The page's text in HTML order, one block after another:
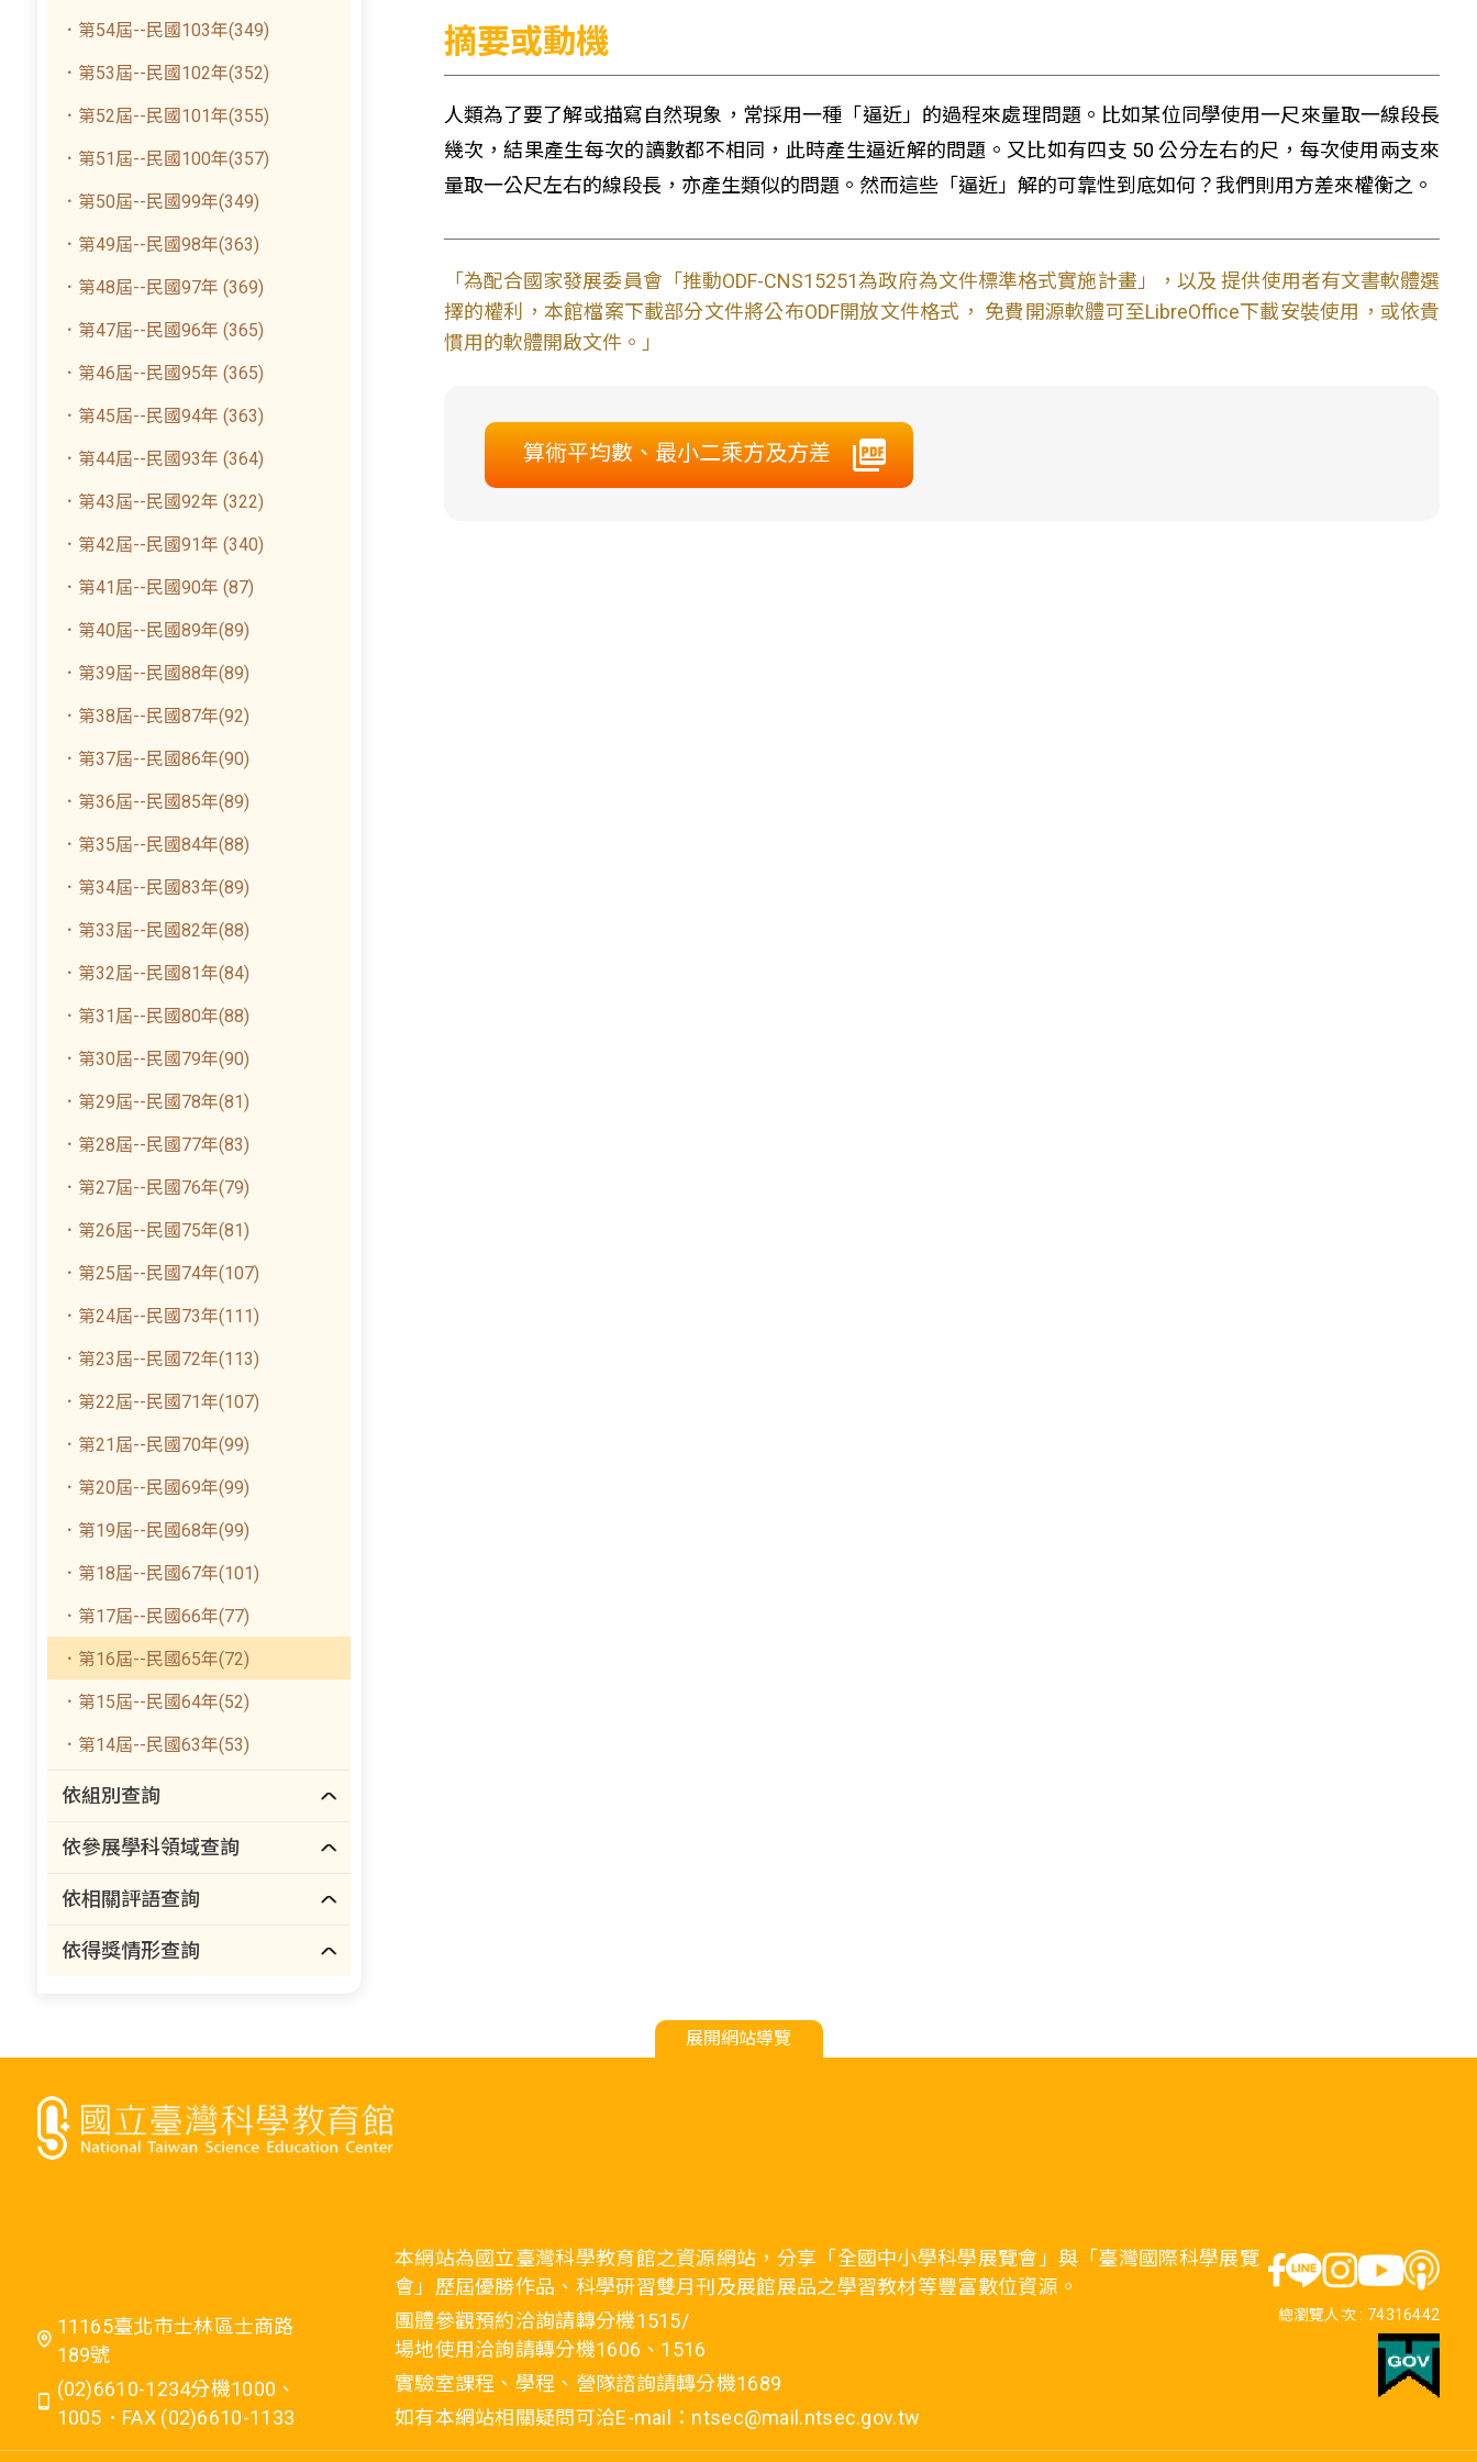
．第54屆--民國103年(349)
．第53屆--民國102年(352)
．第52屆--民國101年(355)
．第51屆--民國100年(357)
．第50屆--民國99年(349)
．第49屆--民國98年(363)
．第48屆--民國97年 (369)
．第47屆--民國96年 (365)
．第46屆--民國95年 (365)
．第45屆--民國94年 (363)
．第44屆--民國93年 (364)
．第43屆--民國92年 (322)
．第42屆--民國91年 (340)
．第41屆--民國90年 (87)
．第40屆--民國89年(89)
．第39屆--民國88年(89)
．第38屆--民國87年(92)
．第37屆--民國86年(90)
．第36屆--民國85年(89)
．第35屆--民國84年(88)
．第34屆--民國83年(89)
．第33屆--民國82年(88)
．第32屆--民國81年(84)
．第31屆--民國80年(88)
．第30屆--民國79年(90)
．第29屆--民國78年(81)
．第28屆--民國77年(83)
．第27屆--民國76年(79)
．第26屆--民國75年(81)
．第25屆--民國74年(107)
．第24屆--民國73年(111)
．第23屆--民國72年(113)
．第22屆--民國71年(107)
．第21屆--民國70年(99)
．第20屆--民國69年(99)
．第19屆--民國68年(99)
．第18屆--民國67年(101)
．第17屆--民國66年(77)
．第16屆--民國65年(72)
．第15屆--民國64年(52)
．第14屆--民國63年(53)
依組別查詢
依參展學科領域查詢
依相關評語查詢
依得獎情形查詢
摘要或動機
人類為了要了解或描寫自然現象，常採用一種「逼近」的過程來處理問題。比如某位同學使用一尺來量取一線段長
幾次，結果產生每次的讀數都不相同，此時產生逼近解的問題。又比如有四支 50 公分左右的尺，每次使用兩支來
量取一公尺左右的線段長，亦產生類似的問題。然而這些「逼近」解的可靠性到底如何？我們則用方差來權衡之。
「為配合國家發展委員會「推動ODF-CNS15251為政府為文件標準格式實施計畫」，以及 提供使用者有文書軟體選
擇的權利，本館檔案下載部分文件將公布ODF開放文件格式， 免費開源軟體可至LibreOffice下載安裝使用，或依貴
慣用的軟體開啟文件。」
算術平均數、最小二乘方及方差
展開網站導覽
11165臺北市士林區士商路
189號
(02)6610-1234分機1000、
1005．FAX (02)6610-1133
本網站為國立臺灣科學教育館之資源網站，分享「全國中小學科學展覽會」與「臺灣國際科學展覽
會」歷屆優勝作品、科學研習雙月刊及展館展品之學習教材等豐富數位資源。
團體參觀預約洽詢請轉分機1515/
場地使用洽詢請轉分機1606、1516
實驗室課程、學程、營隊諮詢請轉分機1689
如有本網站相關疑問可洽E-mail：ntsec@mail.ntsec.gov.tw
總瀏覽人次 : 74316442